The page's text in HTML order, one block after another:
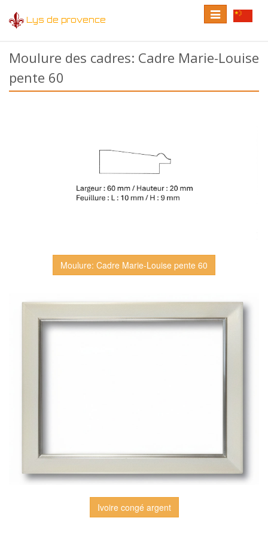
Lys de provence
Toggle
language
Toggle
navigation
Moulure des cadres: Cadre Marie-Louise
pente 60
Moulure: Cadre Marie-Louise pente 60
Ivoire congé argent